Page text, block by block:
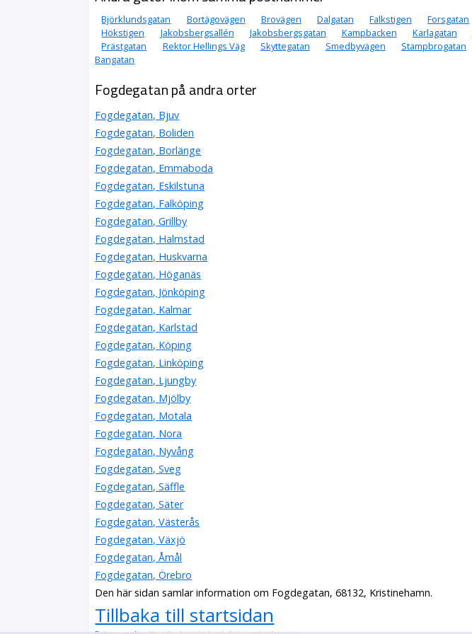
Björklundsgatan Bortägovägen Brovägen Dalgatan Falkstigen Forsgatan
Hökstigen
Jakobsbergsallén Jakobsbergsgatan Kampbacken Karlagatan
Prästgatan
Rektor Hellings Väg Skyttegatan Smedbyvägen Stampbrogatan
Bangatan
Fogdegatan på andra orter
Fogdegatan, Bjuv
Fogdegatan, Boliden
Fogdegatan, Borlänge
Fogdegatan, Emmaboda
Fogdegatan, Eskilstuna
Fogdegatan, Falköping
Fogdegatan, Grillby
Fogdegatan, Halmstad
Fogdegatan, Huskvarna
Fogdegatan, Höganäs
Fogdegatan, Jönköping
Fogdegatan, Kalmar
Fogdegatan, Karlstad
Fogdegatan, Köping
Fogdegatan, Linköping
Fogdegatan, Ljungby
Fogdegatan, Mjölby
Fogdegatan, Motala
Fogdegatan, Nora
Fogdegatan, Nyvång
Fogdegatan, Sveg
Fogdegatan, Säffle
Fogdegatan, Säter
Fogdegatan, Västerås
Fogdegatan, Växjö
Fogdegatan, Åmål
Fogdegatan, Örebro
Den här sidan samlar information om Fogdegatan, 68132, Kristinehamn.
Tillbaka till startsidan